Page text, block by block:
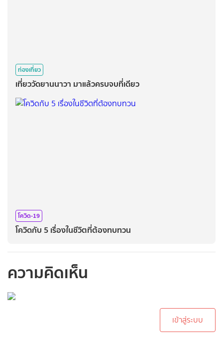
ท่องเที่ยว
เที่ยววัดยานนาวา มาแล้วครบจบที่เดียว
โควิด-19
โควิดกับ 5 เรื่องในชีวิตที่ต้องทบทวน
ความคิดเห็น
เข้าสู่ระบบ